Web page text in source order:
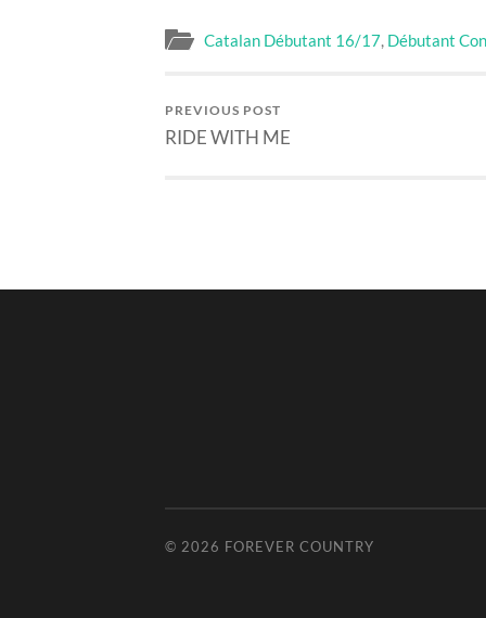
Catalan Débutant 16/17, Débutant
PREVIOUS POST
RIDE WITH ME
© 2026 FOREVER COUNTRY